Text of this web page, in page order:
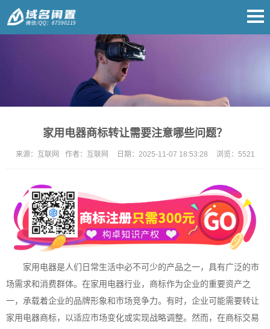
家用电器商标转让需要注意哪些问题？
来源： 互联网 作者： 互联网 日期： 2025-11-07 18:53:28 浏览： 5521
家用电器是人们日常生活中必不可少的产品之一，具有广泛的市
场需求和消费群体。在家用电器行业，商标作为企业的重要资产之
一，承载着企业的品牌形象和市场竞争力。有时，企业可能需要转让
家用电器商标，以适应市场变化或实现战略调整。然而，在商标交易